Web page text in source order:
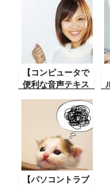
Windows10でSD
カードをセットし
た時など自動再生
させる方法
【コンピュータで
便利な音声テキス
作業の時、音声認
識で入力するとも
の凄く便利。その
方法は簡単！
【パソコントラブ